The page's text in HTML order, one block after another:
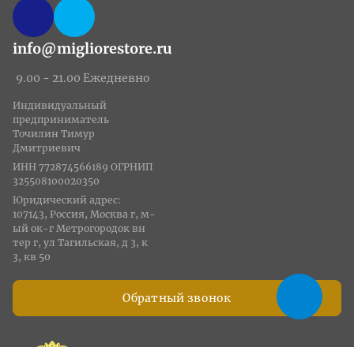
info@migliorestore.ru
9.00 - 21.00 Ежедневно
Обратный звонок
Индивидуальный
предприниматель
Точилин Тимур
Дмитриевич
ИНН 772874566189 ОГРНИП
325508100020350
Юридический адрес:
107143, Россия, Москва г, м-
ый ок-г Метрогородок вн
тер г, ул Тагильская, д 3, к
3, кв 50